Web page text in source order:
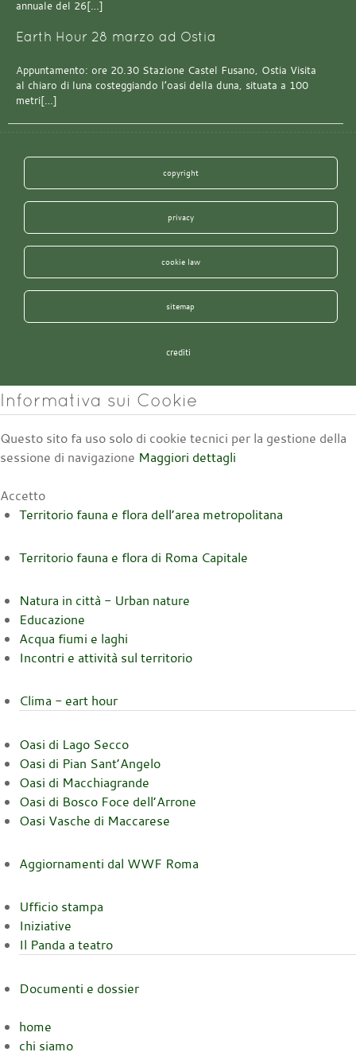
annuale del 26[…]
Earth Hour 28 marzo ad Ostia
Appuntamento: ore 20.30 Stazione Castel Fusano, Ostia Visita
al chiaro di luna costeggiando l’oasi della duna, situata a 100
metri[…]
copyright
privacy
cookie law
sitemap
crediti
Informativa sui Cookie
Questo sito fa uso solo di cookie tecnici per la gestione della
sessione di navigazione Maggiori dettagli
Accetto
Territorio fauna e flora dell’area metropolitana
Territorio fauna e flora di Roma Capitale
Natura in città - Urban nature
Educazione
Acqua fiumi e laghi
Incontri e attività sul territorio
Clima - eart hour
Oasi di Lago Secco
Oasi di Pian Sant’Angelo
Oasi di Macchiagrande
Oasi di Bosco Foce dell’Arrone
Oasi Vasche di Maccarese
Aggiornamenti dal WWF Roma
Ufficio stampa
Iniziative
Il Panda a teatro
Documenti e dossier
home
chi siamo